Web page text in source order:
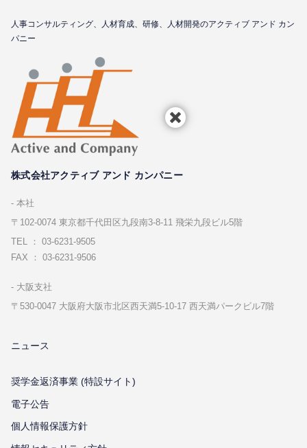
⼈事コンサルティング、⼈材育成、研修、⼈材開発のアクティブ アンド カン
パニー
株式会社アクティブ アンド カンパニー
本社
〒102-0074 東京都千代⽥区九段南3-8-11 飛栄九段ビル5階
TEL ： 03-6231-9505
FAX ： 03-6231-9506
⼤阪⽀社
〒530-0047 ⼤阪府⼤阪市北区⻄天満5-10-17 ⻄天満パークビル7階
ニュース
奨学金返済事業 (特設サイト)
電子公告
個⼈情報保護⽅針